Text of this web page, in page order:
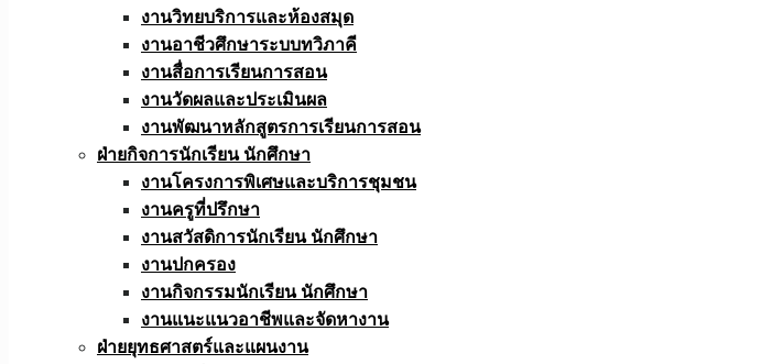
งานวิทยบริการและห้องสมุด
งานอาชีวศึกษาระบบทวิภาคี
งานสื่อการเรียนการสอน
งานวัดผลและประเมินผล
งานพัฒนาหลักสูตรการเรียนการสอน
ฝ่ายกิจการนักเรียน นักศึกษา
งานโครงการพิเศษและบริการชุมชน
งานครูที่ปรึกษา
งานสวัสดิการนักเรียน นักศึกษา
งานปกครอง
งานกิจกรรมนักเรียน นักศึกษา
งานแนะแนวอาชีพและจัดหางาน
ฝ่ายยุทธศาสตร์และแผนงาน